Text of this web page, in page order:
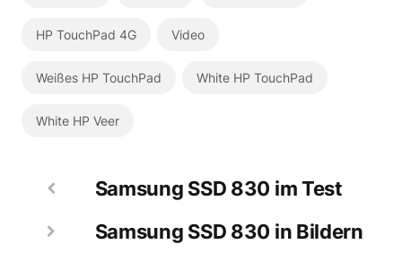
HP TouchPad 4G Video
Weißes HP TouchPad White HP TouchPad
White HP Veer
Samsung SSD 830 im Test
Samsung SSD 830 in Bildern